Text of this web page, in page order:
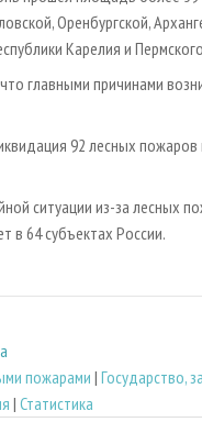
Оренбургской,
Карелия и
главными причинами
92 лесных
ситуации из-за лесных
в 64 субъектах России.
пожарами| Государство,
| Статистика